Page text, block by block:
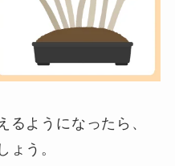
るようになったら、
ょう。